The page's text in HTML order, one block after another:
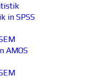
in SPSS
AMOS